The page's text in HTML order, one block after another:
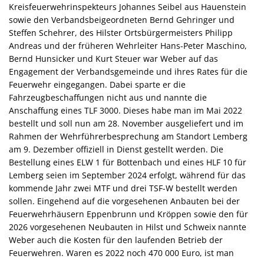
Kreisfeuerwehrinspekteurs Johannes Seibel aus Hauenstein
sowie den Verbandsbeigeordneten Bernd Gehringer und
Steffen Schehrer, des Hilster Ortsbürgermeisters Philipp
Andreas und der früheren Wehrleiter Hans-Peter Maschino,
Bernd Hunsicker und Kurt Steuer war Weber auf das
Engagement der Verbandsgemeinde und ihres Rates für die
Feuerwehr eingegangen. Dabei sparte er die
Fahrzeugbeschaffungen nicht aus und nannte die
Anschaffung eines TLF 3000. Dieses habe man im Mai 2022
bestellt und soll nun am 28. November ausgeliefert und im
Rahmen der Wehrführerbesprechung am Standort Lemberg
am 9. Dezember offiziell in Dienst gestellt werden. Die
Bestellung eines ELW 1 für Bottenbach und eines HLF 10 für
Lemberg seien im September 2024 erfolgt, während für das
kommende Jahr zwei MTF und drei TSF-W bestellt werden
sollen. Eingehend auf die vorgesehenen Anbauten bei der
Feuerwehrhäusern Eppenbrunn und Kröppen sowie den für
2026 vorgesehenen Neubauten in Hilst und Schweix nannte
Weber auch die Kosten für den laufenden Betrieb der
Feuerwehren. Waren es 2022 noch 470 000 Euro, ist man